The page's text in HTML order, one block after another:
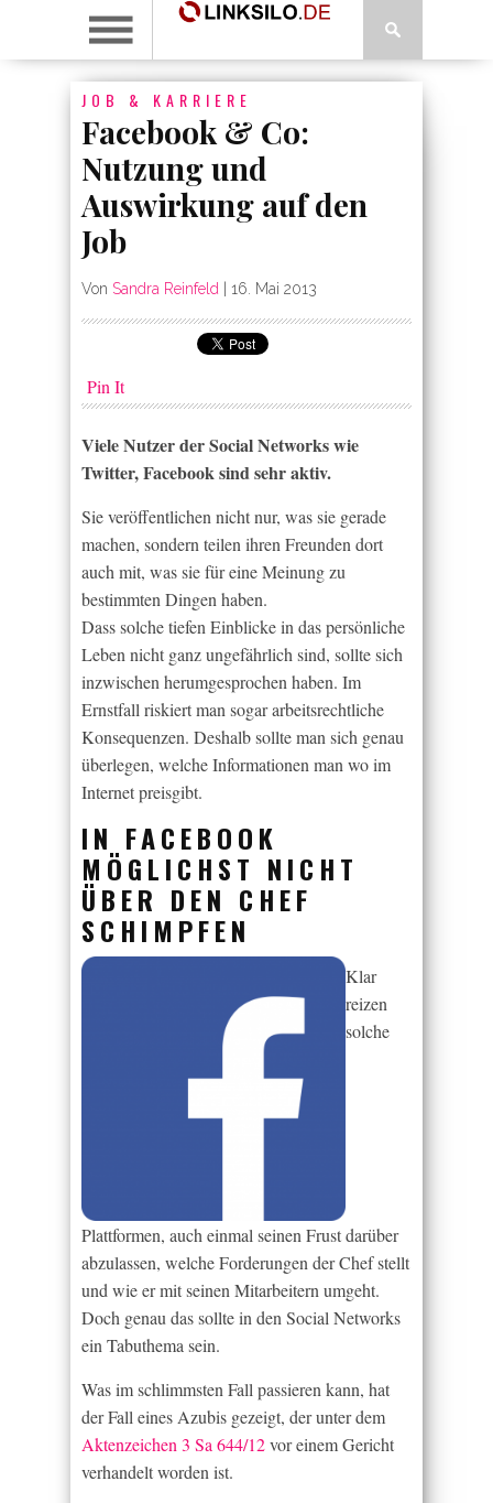
JOB & KARRIERE
Facebook & Co:
Nutzung und
Auswirkung auf den
Job
Von Sandra Reinfeld 16. Mai 2013
Pin It
Viele Nutzer der Social Networks wie
Twitter, Facebook sind sehr aktiv.
Sie veröffentlichen nicht nur, was sie gerade
machen, sondern teilen ihren Freunden dort
auch mit, was sie für eine Meinung zu
bestimmten Dingen haben.
Dass solche tiefen Einblicke in das persönliche
Leben nicht ganz ungefährlich sind, sollte sich
inzwischen herumgesprochen haben. Im
Ernstfall riskiert man sogar arbeitsrechtliche
Konsequenzen. Deshalb sollte man sich genau
überlegen, welche Informationen man wo im
Internet preisgibt.
IN FACEBOOK
MÖGLICHST NICHT
ÜBER DEN CHEF
SCHIMPFEN
Klar
reizen
solche
Plattformen, auch einmal seinen Frust darüber
abzulassen, welche Forderungen der Chef stellt
und wie er mit seinen Mitarbeitern umgeht.
Doch genau das sollte in den Social Networks
ein Tabuthema sein.
Was im schlimmsten Fall passieren kann, hat
der Fall eines Azubis gezeigt, der unter dem
Aktenzeichen 3 Sa 644/12vor einem Gericht
verhandelt worden ist.